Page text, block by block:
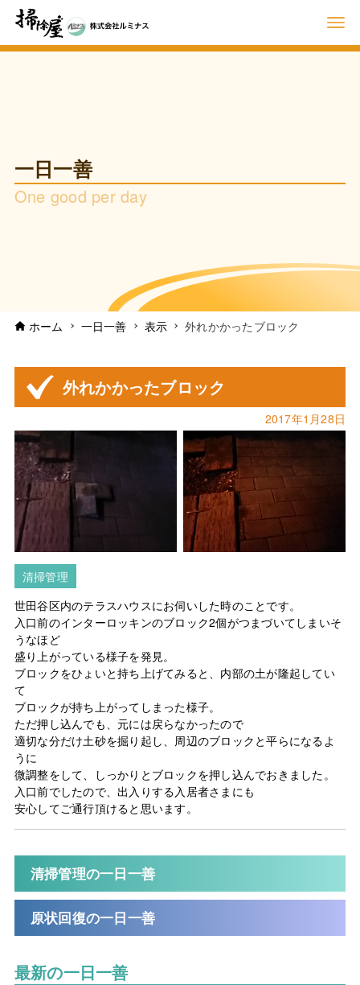
一日一善
One good per day
ホーム 一日一善 表示 外れかかったブロック
清掃管理の一日一善
原状回復の一日一善
最新の一日一善
外れかかったブロック
2017年1月28日
清掃管理
世田谷区内のテラスハウスにお伺いした時のことです。
入口前のインターロッキンのブロック2個がつまづいてしまいそ
うなほど
盛り上がっている様子を発見。
ブロックをひょいと持ち上げてみると、内部の土が隆起してい
て
ブロックが持ち上がってしまった様子。
ただ押し込んでも、元には戻らなかったので
適切な分だけ土砂を掘り起し、周辺のブロックと平らになるよ
うに
微調整をして、しっかりとブロックを押し込んでおきました。
入口前でしたので、出入りする入居者さまにも
安心してご通行頂けると思います。